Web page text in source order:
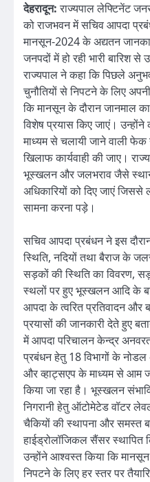
देहरादून:राज्यपाल लेफ्टिनेंट
को राजभवन में सचिव आपदा
मानसून-2024 के अद्यतन
जनपदों में हो रही भारी बारिश से
राज्यपाल ने कहा कि पिछले
चुनौतियों से निपटने के लिए
कि मानसून के दौरान जानमाल
विशेष प्रयास किए जाएं।
माध्यम से चलायी जाने वाली
खिलाफ कार्यवाही की जाए।
भूस्खलन और जलभराव जैसे
अधिकारियों को दिए जाएं
सामना करना पड़े।
सचिव आपदा प्रबंधन ने इस
स्थिति, नदियों तथा बैराज के
सड़कों की स्थिति का विवरण,
स्थलों पर हुए भूस्खलन आदि के
आपदा के त्वरित प्रतिवादन और
प्रयासों की जानकारी देते हुए
में आपदा परिचालन केन्द्र
प्रबंधन हेतु 18 विभागों के नोडल
और व्हाट्सएप के माध्यम से आम
किया जा रहा है। भूस्खलन
निगरानी हेतु ऑटोमेटेड वॉटर
चैकियों की स्थापना और समस्त
हाईड्रोलॉजिकल सैंसर स्थापित
उन्होंने आश्वस्त किया कि
निपटने के लिए हर स्तर पर